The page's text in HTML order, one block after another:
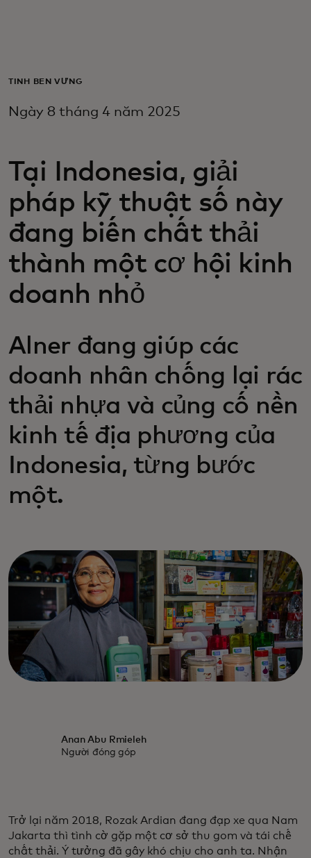
Dành cho thế giới
Dành cho nhà đổi mới
Tin tức và xu hướng
TÍNH BỀN VỮNG
Ngày 8 tháng 4 năm 2025
Tại Indonesia, giải
pháp kỹ thuật số này
đang biến chất thải
thành một cơ hội kinh
doanh nhỏ
Alner đang giúp các
doanh nhân chống lại rác
thải nhựa và củng cố nền
kinh tế địa phương của
Indonesia, từng bước
một.
Anan Abu Rmieleh
Người đóng góp
Trở lại năm 2018, Rozak Ardian đang đạp xe qua Nam
Jakarta thì tình cờ gặp một cơ sở thu gom và tái chế
chất thải. Ý tưởng đã gây khó chịu cho anh ta. Nhận